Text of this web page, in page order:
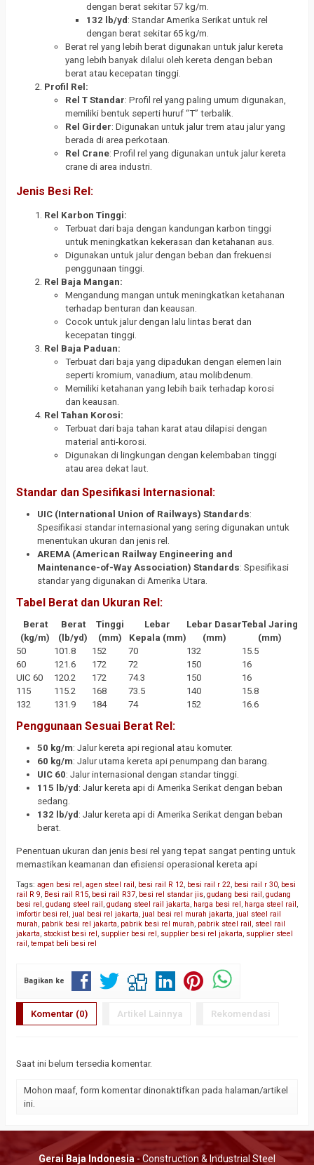
dengan berat sekitar 57 kg/m.
132 lb/yd : Standar Amerika Serikat untuk rel
dengan berat sekitar 65 kg/m.
Berat rel yang lebih berat digunakan untuk jalur kereta
yang lebih banyak dilalui oleh kereta dengan beban
berat atau kecepatan tinggi.
Profil Rel:
Rel T Standar: Profil rel yang paling umum digunakan,
memiliki bentuk seperti huruf “T” terbalik.
Rel Girder: Digunakan untuk jalur trem atau jalur yang
berada di area perkotaan.
Rel Crane: Profil rel yang digunakan untuk jalur kereta
crane di area industri.
Jenis Besi Rel:
Rel Karbon Tinggi:
Terbuat dari baja dengan kandungan karbon tinggi
untuk meningkatkan kekerasan dan ketahanan aus.
Digunakan untuk jalur dengan beban dan frekuensi
penggunaan tinggi.
Rel Baja Mangan:
Mengandung mangan untuk meningkatkan ketahanan
terhadap benturan dan keausan.
Cocok untuk jalur dengan lalu lintas berat dan
kecepatan tinggi.
Rel Baja Paduan:
Terbuat dari baja yang dipadukan dengan elemen lain
seperti kromium, vanadium, atau molibdenum.
Memiliki ketahanan yang lebih baik terhadap korosi
dan keausan.
Rel Tahan Korosi:
Terbuat dari baja tahan karat atau dilapisi dengan
material anti-korosi.
Digunakan di lingkungan dengan kelembaban tinggi
atau area dekat laut.
Standar dan Spesifikasi Internasional:
UIC (International Union of Railways) Standards:
Spesifikasi standar internasional yang sering digunakan untuk
menentukan ukuran dan jenis rel.
AREMA (American Railway Engineering and
Maintenance-of-Way Association) Standards: Spesifikasi
standar yang digunakan di Amerika Utara.
Tabel Berat dan Ukuran Rel:
Berat
(kg/m)
Berat
(lb/yd)
Tinggi
(mm)
Lebar
Kepala (mm)
Lebar Dasar
(mm)
Tebal Jaring
(mm)
50
101.8 152 70 132
15.5
60
121.6 172 72 150
16
UIC 60
120.2 172 74.3 150
16
115
115.2 168 73.5 140
15.8
132
131.9 184 74 152 16.6
Penggunaan Sesuai Berat Rel:
50 kg/m: Jalur kereta api regional atau komuter.
60 kg/m: Jalur utama kereta api penumpang dan barang.
UIC 60: Jalur internasional dengan standar tinggi.
115 lb/yd : Jalur kereta api di Amerika Serikat dengan beban
sedang.
132 lb/yd : Jalur kereta api di Amerika Serikat dengan beban
berat.
Penentuan ukuran dan jenis besi rel yang tepat sangat penting untuk
memastikan keamanan dan efisiensi operasional kereta api
Tags: agen besi rel, agen steel rail, besi rail R 12, besi rail r 22, besi rail r 30, besi
rail R 9, Besi rail R15, besi rail R37, besi rel standar jis, gudang besi rail, gudang
besi rel, gudang steel rail, gudang steel rail jakarta, harga besi rel, harga steel rail,
imfortir besi rel, jual besi rel jakarta, jual besi rel murah jakarta, jual steel rail
murah, pabrik besi rel jakarta, pabrik besi rel murah, pabrik steel rail, steel rail
jakarta, stockist besi rel, supplier besi rel, supplier besi rel jakarta, supplier steel
rail, tempat beli besi rel
Bagikan ke
Komentar (0) Artikel Lainnya Rekomendasi
Saat ini belum tersedia komentar.
Mohon maaf, form komentar dinonaktifkan pada halaman/artikel
ini.
Gerai Baja Indonesia- Construction & Industrial Steel